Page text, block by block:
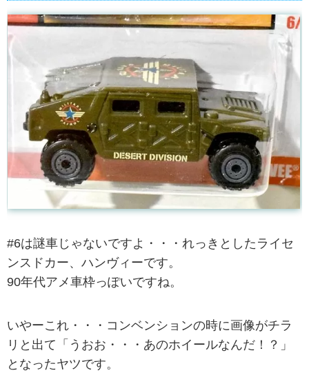
#6は謎車じゃないですよ・・・れっきとしたライセ
ンスドカー、ハンヴィーです。
90年代アメ車枠っぽいですね。
いやーこれ・・・コンベンションの時に画像がチラ
リと出て「うおお・・・あのホイールなんだ！？」
となったヤツです。